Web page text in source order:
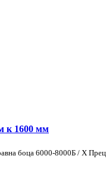
к 1600 мм
боца 6000-8000Б / Х